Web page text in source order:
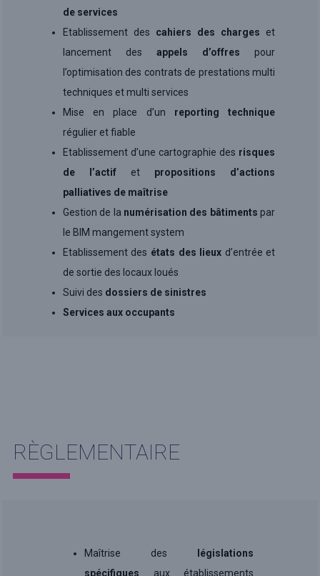
de services
Etablissement des cahiers des charges et
lancement des appels d’offres pour
l’optimisation des contrats de prestations multi
techniques et multi services
Mise en place d’un reporting technique
régulier et fiable
Etablissement d’une cartographie des risques
de l’actifet propositions d’actions
palliatives de maîtrise
Gestion de la numérisation des bâtiments par
le BIM mangement system
Etablissement des états des lieux d’entrée et
de sortie des locaux loués
Suivi des dossiers de sinistres
Services aux occupants
RÈGLEMENTAIRE
Maîtrise des législations
spécifiques aux établissements